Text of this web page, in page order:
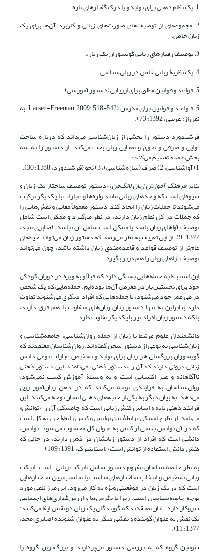
1. یک نظام ذهنی برای تولید و یا درک گفتارهای تازه.
2. مجموعه‌ای از توصیف‌های صورت‌های زبانی و کاربرد آن‌ها برای یک
زبان خاص.
3. توصیف رفتارهای زبانی گویشوران یک زبان.
4. یک نظریۀ زبانی خاص در زبان‌شناسی.
5. قواعد و قوانین مطلق برای ارزیابی (دستور آموزشی).
6. قـواعـد و قوانین برای مدرس (Larsen-Freeman, 2009: 518-542، به
نقل از: غریبی، 1392: 73).
فرشیدورد دستور را بخشی از زبان‌شناسی می‌داند که دربارۀ ساخت
آوایی و صرفی و نحوی و معنایی زبان بحث می‌کند. او دستور را به سه
بخش عمده تقسیم می‌کند:
1) آواشناسی، 2) صرف (سازه‌شناسی)، 3) نحو (فرشیدورد، 1388: 30).
بنابرفرهنگ آموزش زبان لانگ‌من، «دستور توصیف ساختار یک زبان و
شیوه‌ای است که واحدهای زبانی مانند واژه‌ها و عبارات با یکدیگر ترکیب
می‌شوند تا جملات زبان را ایجاد کند. دستور معمولاً معانی و نقش‌هایی را
که جملات در کل نظام زبان دارند، در نظر می‌گیرد و ممکن است شامل
توصیف آواهای زبان باشد یا ممکن است شامل آن نباشد» (صابری مجد،
1377: 9). از این تعریف به نظر می‌رسد که دستور زبان می‌تواند حیطه‌ای
عام‌تر از توصیف قواعد و قاعده‌مندی زبان داشته باشد، چون می‌تواند
توصیف آواهای زبان را هم دربر بگیرد.
این استنباط به جمله‌هایی بستگی دارد که قبلاً و به ویژه در دوران کودکی
خود برای نخستین بار در معرض آن‌ها بوده‌ایم. جمله‌هایی که یک شخص
در طی عمر خود می‌شنود، با جمله‌هایی که افراد دیگری می‌شنوند تفاوت
دارد بنابراین نه تنها دستور زبان زبان‌های متفاوت با هم فرق دارند،
بلکه دستور زبان افراد نیز با یکدیگر تفاوت دارد.
دانشمندان علوم مرتبط با زبان از جمله روان‌شناسی، جامعه‌شناسی و
زبان‌شناسی به نوعی از دستور سخن گفته‌اند. روان‌شناسان معتقدند که
گویشوران بزرگسال هر زبان برای تولید و تشخیص عبارات نوعی دانش
زبانی درونی دارند که آن را «دستور ذهنی» می‌نامند. این دستور ذهنی
ناآگاهانه و غیر اکتسابی است و به وسیلۀ آموزش کسب نمی‌‌شود.
روان‌شناسان به فرایندی توجه می‌کنند که در ذهن زبان‌آموز روی
می‌دهد. به بیان دیگر به یکی از جنبه‌های ذهنی انسان توجه می‌کنند. این
فرایند ذهنی پایه و اساس کنش زبانی است که چامسکی آن را «توانش»
می‌نامد. از نظر چامسکی «رابطۀ بین توانش و کنش رابطۀ جزء به کل است
که در آن توانش بخشی از کنش به عنوان کل محسوب می‌شود. توانش،
دانشی است که افراد از دستور زبانشان در ذهن دارند، در حالی ‌که
کنش دانش استفاده از توانش است» (استاینبرگ، 1391: 109).
به نظر جامعه‌شناسان مفهوم دستور شامل «اتیکت زبانی» است. اتیکت
زبانی تشخیص و انتخاب ساختارهای مناسب یا مناسب‌ترین ساختارهایی
است که در یک زبان در موقعیتی ویژه به کار می‌رود. این طرز تلقی مورد
توجه جامعه‌شناسان است، زیرا با نگرش‌ها و ارزش‌گذاری‌های اجتماعی
سروکار دارد. آنان معتقدند که گویندگان یک زبان دو نقش ایفا می‌کنند:
یک نقش به عنوان گوینده و نقشی دیگر به عنوان شنونده (صابری مجد،
1377: 11).
سومین گروه که به بررسی دستور می‌پردازند و بزرگ‌ترین گروه را